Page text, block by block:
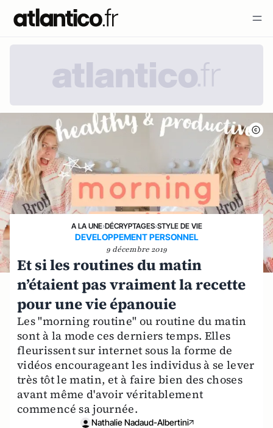
A LA UNE›DÉCRYPTAGES›STYLE DE VIE
DEVELOPPEMENT PERSONNEL
9 décembre 2019
Et si les routines du matin
n’étaient pas vraiment la recette
pour une vie épanouie
Les "morning routine" ou routine du matin
sont à la mode ces derniers temps. Elles
fleurissent sur internet sous la forme de
vidéos encourageant les individus à se lever
très tôt le matin, et à faire bien des choses
avant même d'avoir véritablement
commencé sa journée.
Nathalie Nadaud-Albertini